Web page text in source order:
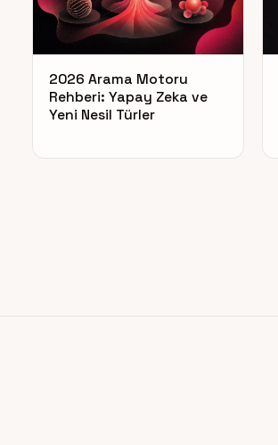
2026 Arama Motoru
Rehberi: Yapay Zeka ve
Yeni Nesil Türler